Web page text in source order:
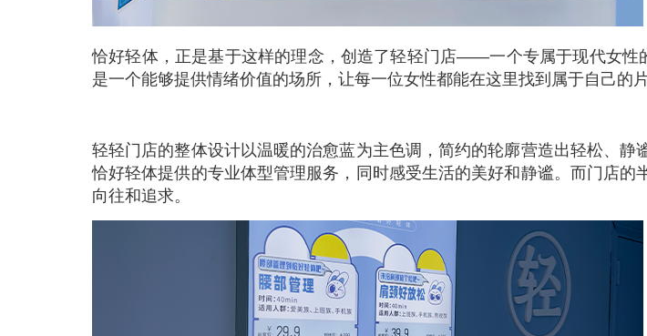
恰好轻体，正是基于这样的理念，创造了轻轻门店——一个专属于现代女性
是一个能够提供情绪价值的场所，让每一位女性都能在这里找到属于自己的片
轻轻门店的整体设计以温暖的治愈蓝为主色调，简约的轮廓营造出轻松、
恰好轻体提供的专业体型管理服务，同时感受生活的美好和静谧。而门店
向往和追求。